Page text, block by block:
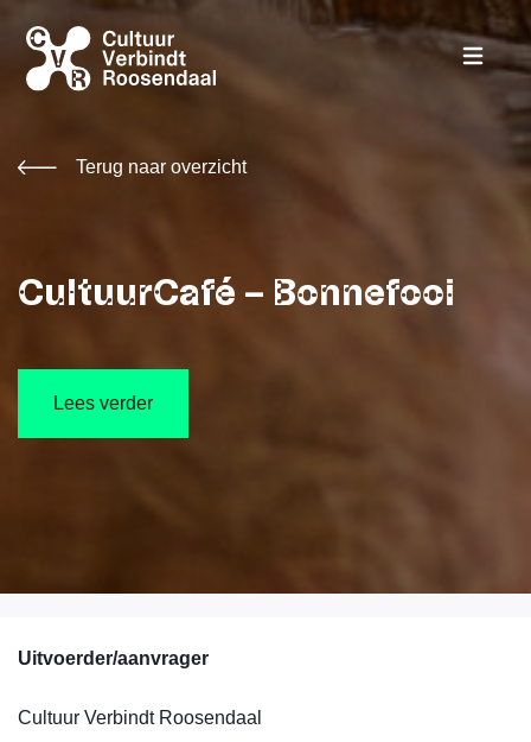
Terug naar overzicht
CultuurCafé – Bonnefooi
Lees verder
Uitvoerder/aanvrager
Cultuur Verbindt Roosendaal